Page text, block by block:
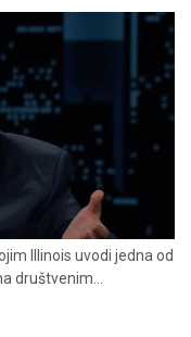
Illinois uvodi jedna od
društvenim...